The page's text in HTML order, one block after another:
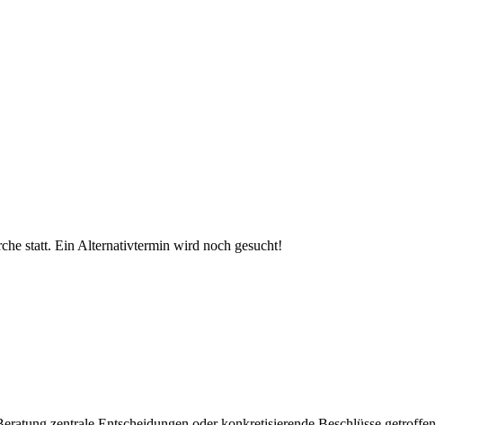
statt. Ein Alternativtermin wird noch gesucht!